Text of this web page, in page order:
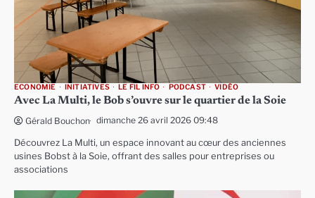
ECONOMIE INITIATIVES LE FIL INFO PODCAST VIDÉO
Avec La Multi, le Bob s’ouvre sur le quartier de la Soie
Gérald Bouchon dimanche 26 avril 2026 09:48
Découvrez La Multi, un espace innovant au cœur des anciennes
usines Bobst à la Soie, offrant des salles pour entreprises ou
associations